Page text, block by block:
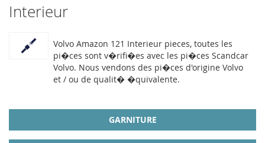
Interieur
Volvo Amazon 121 Interieur pieces, toutes les
pi�ces sont v�rifi�es avec les pi�ces Scandcar
Volvo. Nous vendons des pi�ces d'origine Volvo
et / ou de qualit� �quivalente.
GARNITURE